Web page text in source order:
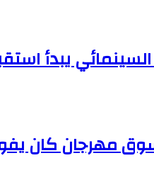
يبدأ
مهرجان كان يفوز